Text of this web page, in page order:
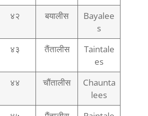
४२ बयालीस
Bayalee
s
४३ तैंतालीस
Taintale
es
४४ चौंतालीस
Chaunta
lees